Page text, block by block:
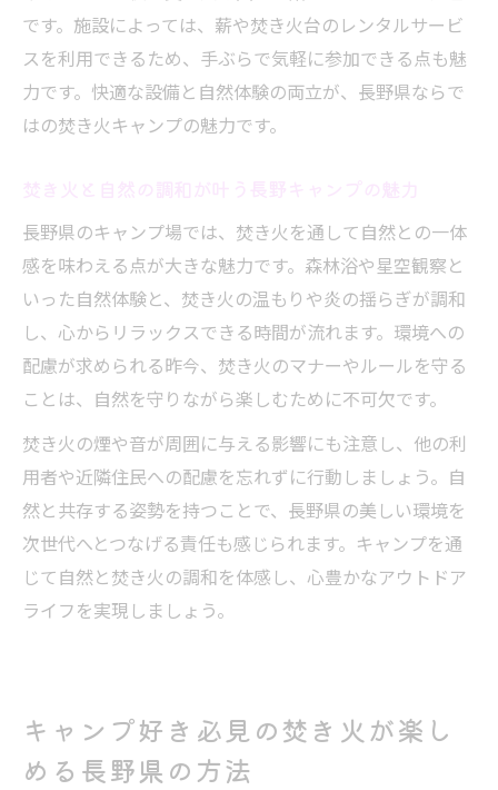
です。施設によっては、薪や焚き火台のレンタルサービ
スを利用できるため、手ぶらで気軽に参加できる点も魅
力です。快適な設備と自然体験の両立が、長野県ならで
はの焚き火キャンプの魅力です。
長野県のキャンプ場では、焚き火を通して自然との一体
感を味わえる点が大きな魅力です。森林浴や星空観察と
いった自然体験と、焚き火の温もりや炎の揺らぎが調和
し、心からリラックスできる時間が流れます。環境への
配慮が求められる昨今、焚き火のマナーやルールを守る
ことは、自然を守りながら楽しむために不可欠です。
焚き火の煙や音が周囲に与える影響にも注意し、他の利
用者や近隣住民への配慮を忘れずに行動しましょう。自
然と共存する姿勢を持つことで、長野県の美しい環境を
次世代へとつなげる責任も感じられます。キャンプを通
じて自然と焚き火の調和を体感し、心豊かなアウトドア
ライフを実現しましょう。
キャンプ好き必見の焚き火が楽し
める長野県の方法